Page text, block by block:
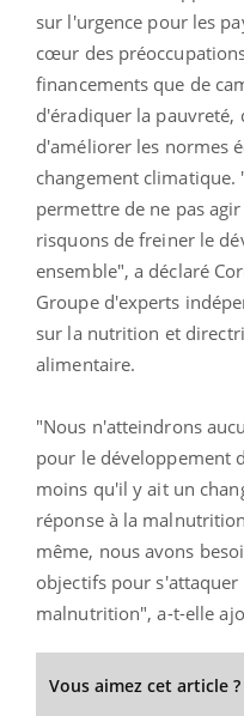
sur l'urgence pour les
cœur des
financements que de
d'éradiquer la pauvreté,
d'améliorer les normes
changement climatique.
permettre de ne pas
risquons de freiner le
ensemble", a déclaré
Groupe d'experts
sur la nutrition et
alimentaire.
"Nous n'atteindrons
pour le développement
moins qu'il y ait un
réponse à la
même, nous avons
objectifs pour s'attaquer
malnutrition", a-t-elle
Vous aimez cet article